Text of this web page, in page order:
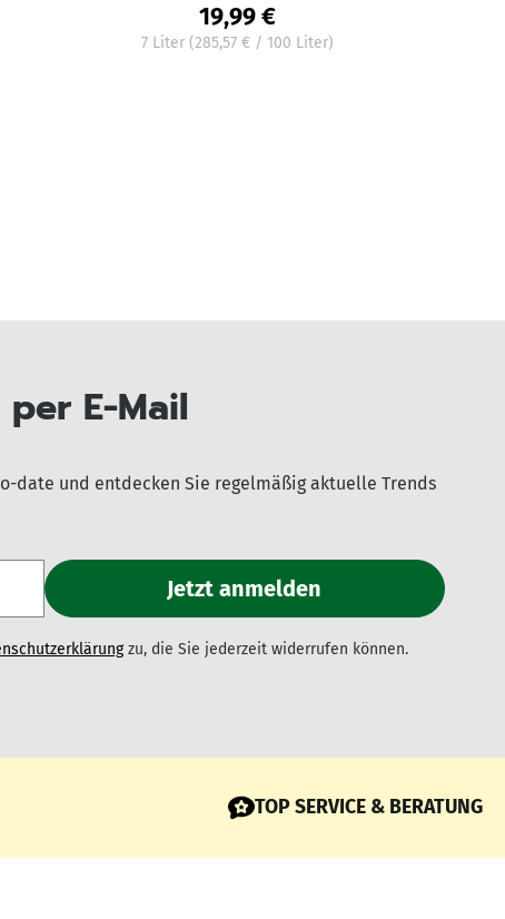
7 Liter (285,57 € / 100 Liter)
19,99 €
E-Mail
date und entdecken Sie regelmäßig aktuelle Trends
zu, die Sie jederzeit widerrufen können.
TOP SERVICE & BERATUNG